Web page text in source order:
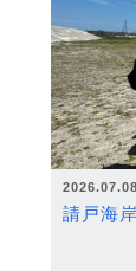
2026.07.08
請戸海